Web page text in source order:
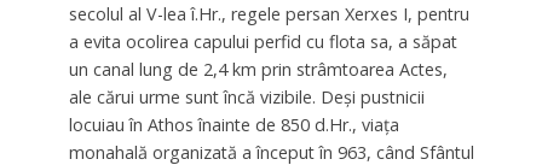
secolul al V-lea î.Hr., regele persan Xerxes I, pentru
a evita ocolirea capului perfid cu flota sa, a săpat
un canal lung de 2,4 km prin strâmtoarea Actes,
ale cărui urme sunt încă vizibile. Deși pustnicii
locuiau în Athos înainte de 850 d.Hr., viața
monahală organizată a început în 963, când Sfântul